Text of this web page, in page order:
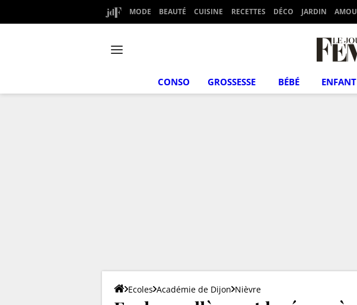
MODE BEAUTÉ CUISINE RECETTES DÉCO JARDIN
CONSO GROSSESSE BÉBÉ ENFANT
Ecoles Académie de Dijon Nièvre